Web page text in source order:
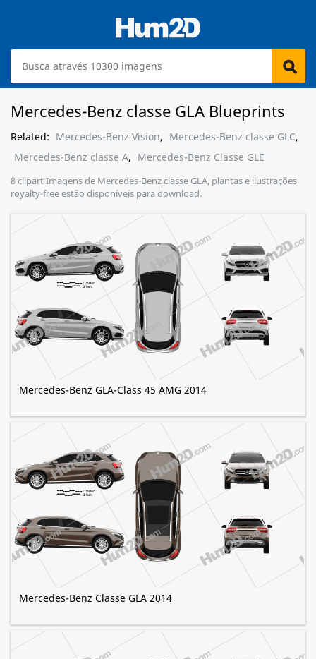
Mercedes-Benz classe GLA Blueprints
Related: Mercedes-Benz Vision, Mercedes-Benz classe GLC,
Mercedes-Benz classe A, Mercedes-Benz Classe GLE
8 clipart Imagens de Mercedes-Benz classe GLA, plantas e ilustrações
royalty-free estão disponíveis para download.
Mercedes-Benz GLA-Class 45 AMG 2014
Mercedes-Benz Classe GLA 2014